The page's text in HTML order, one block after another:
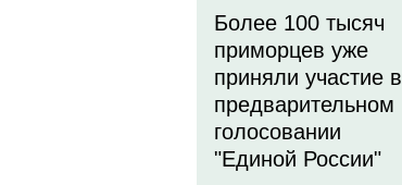
Более 100 тысяч
приморцев уже
приняли участие в
предварительном
голосовании
"Единой России"